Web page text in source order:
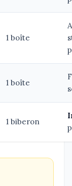
1 boîte
1 boîte
1 biberon